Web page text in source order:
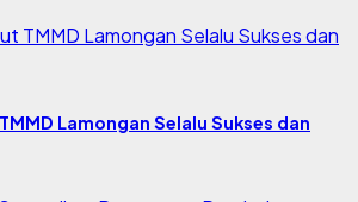
Lamongan Selalu Sukses dan